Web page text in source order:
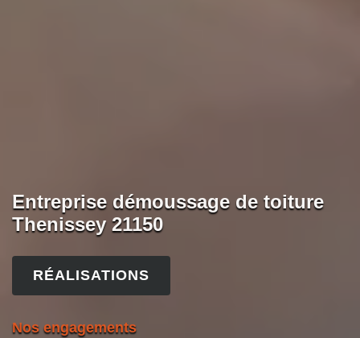
Entreprise démoussage de toiture
Thenissey 21150
RÉALISATIONS
Nos engagements